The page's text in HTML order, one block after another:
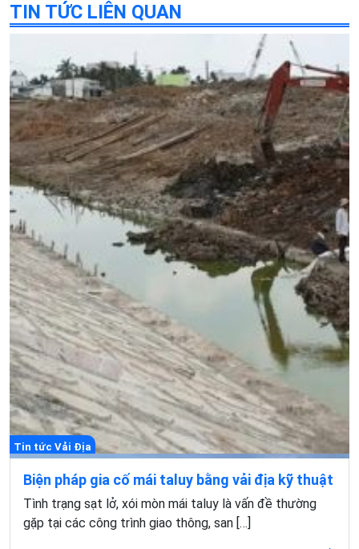
TIN TỨC LIÊN QUAN
Tin tức Vải Địa
Biện pháp gia cố mái taluy bằng vải địa kỹ thuật
Tình trạng sạt lở, xói mòn mái taluy là vấn đề thường
gặp tại các công trình giao thông, san […]